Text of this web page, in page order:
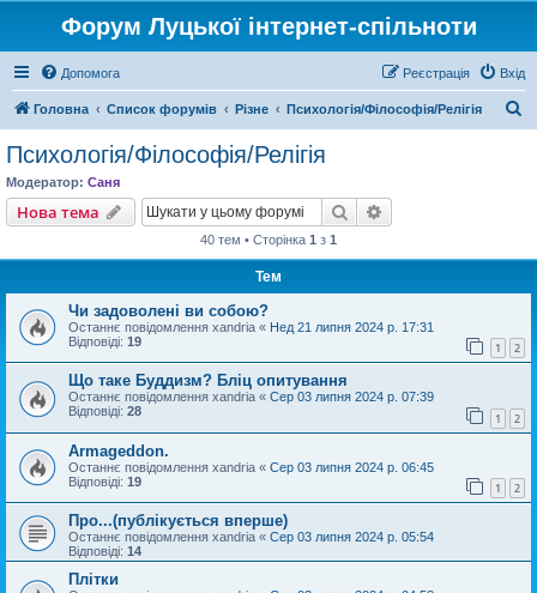
Форум Луцької інтернет-спільноти
Допомога Вхід
Реєстрація
Головна Список форумів Різне Психологія/Філософія/Релігія
Психологія/Філософія/Релігія
Модератор: Саня
Нова тема Пошук
40 тем • Сторінка 1 з 1
Тем
Чи задоволені ви собою?
Останнє повідомлення xandria « Нед 21 липня 2024 р. 17:31
Відповіді: 19 1 2
Що таке Буддизм? Бліц опитування
Останнє повідомлення xandria « Сер 03 липня 2024 р. 07:39
Відповіді: 28 1 2
Armageddon.
Останнє повідомлення xandria « Сер 03 липня 2024 р. 06:45
Відповіді: 19 1 2
Про...(публікується вперше)
Останнє повідомлення xandria « Сер 03 липня 2024 р. 05:54
Відповіді: 14
Плітки